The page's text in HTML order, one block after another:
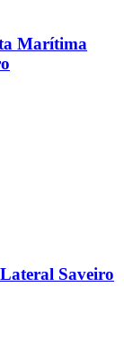
Marítima
Saveiro